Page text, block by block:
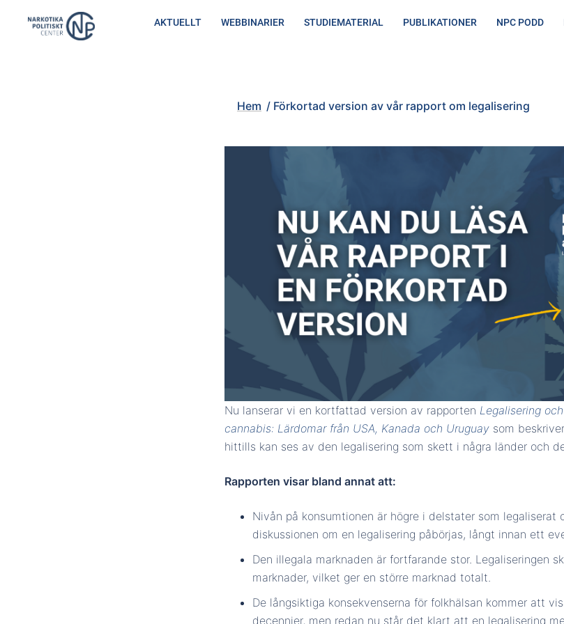
AKTUELLT WEBBINARIER STUDIEMATERIAL PUBLIKATIONER NPC PODD
Hem / Förkortad version av vår rapport om legalisering
Nu lanserar vi en kortfattad version av rapporten Legalisering
cannabis: Lärdomar från USA, Kanada och Uruguay som
hittills kan ses av den legalisering som skett i några länder och
Rapporten visar bland annat att:
Nivån på konsumtionen är högre i delstater som legaliserat
diskussionen om en legalisering påbörjas, långt innan ett
Den illegala marknaden är fortfarande stor. Legaliseringen
marknader, vilket ger en större marknad totalt.
De långsiktiga konsekvenserna för folkhälsan kommer att
decennier, men redan nu står det klart att en legalisering